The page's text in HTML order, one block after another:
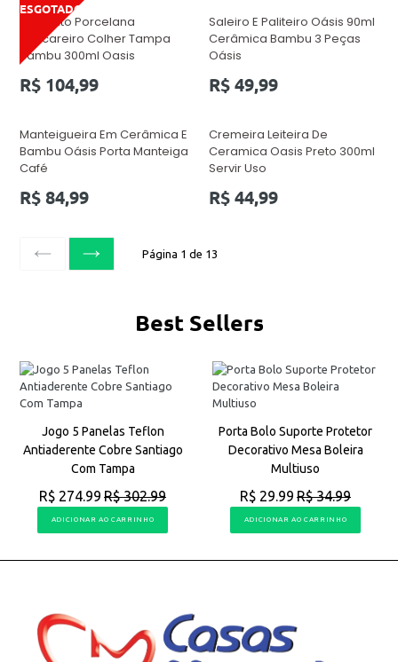
ESGOTADO
Conjunto Porcelana
Açucareiro Colher Tampa
Bambu 300ml Oasis
Preço
normal
R$ 104,99
Saleiro E Paliteiro Oásis 90ml
Cerâmica Bambu 3 Peças
Oásis
Preço
normal
R$ 49,99
Manteigueira Em Cerâmica E
Bambu Oásis Porta Manteiga
Café
Preço
normal
R$ 84,99
Cremeira Leiteira De
Ceramica Oasis Preto 300ml
Servir Uso
Preço
normal
R$ 44,99
ANTERIORSEGUINTE
Página 1 de 13
Best Sellers
Jogo 5 Panelas Teflon
Antiaderente Cobre Santiago
Com Tampa
R$ 274.99 R$ 302.99
ADICIONAR AO CARRINHO
Porta Bolo Suporte Protetor
Decorativo Mesa Boleira
Multiuso
R$ 29.99 R$ 34.99
ADICIONAR AO CARRINHO